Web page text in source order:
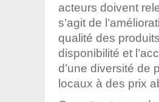
acteurs doivent
s’agit de
qualité des
disponibilité et
d’une diversité de
locaux à des prix